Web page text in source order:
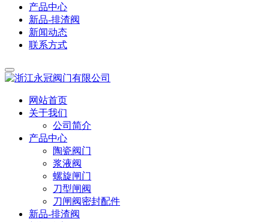
产品中心
新品-排渣阀
新闻动态
联系方式
网站首页
关于我们
公司简介
产品中心
陶瓷阀门
浆液阀
螺旋闸门
刀型闸阀
刀闸阀密封配件
新品-排渣阀